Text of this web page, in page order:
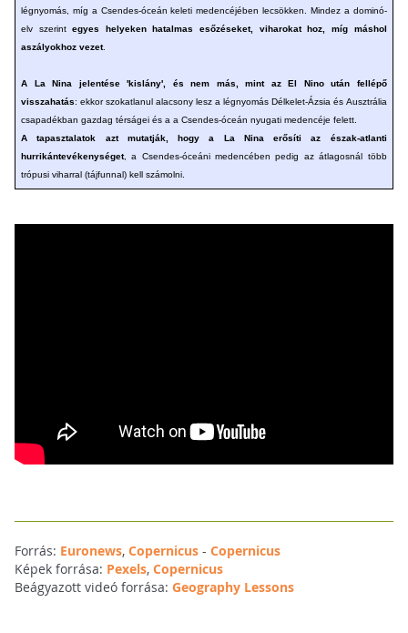
légnyomás, míg a Csendes-óceán keleti medencéjében lecsökken. Mindez a dominó-
elv szerintegyes helyeken hatalmas esőzéseket, viharokat hoz, míg máshol
aszályokhoz vezet.
A La Nina jelentése 'kislány', és nem más, mint az El Nino után fellépő
visszahatás: ekkor szokatlanul alacsony lesz a légnyomás Délkelet-Ázsia és Ausztrália
csapadékban gazdag térságei és a a Csendes-óceán nyugati medencéje felett.
A tapasztalatok azt mutatják, hogy a La Nina erősíti az észak-atlanti
hurrikántevékenységet, a Csendes-óceáni medencében pedig az átlagosnál több
trópusi viharral (tájfunnal) kell számolni.
Forrás: Euronews, Copernicus- Copernicus
Képek forrása: Pexels, Copernicus
Beágyazott videó forrása: Geography Lessons